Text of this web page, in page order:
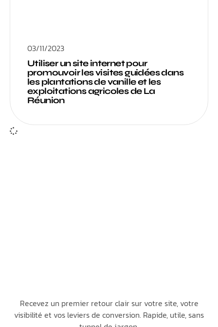
03/11/2023
Utiliser un site internet pour
promouvoir les visites guidées dans
les plantations de vanille et les
exploitations agricoles de La
Réunion
Recevez un premier retour clair sur votre site, votre
visibilité et vos leviers de conversion. Rapide, utile, sans